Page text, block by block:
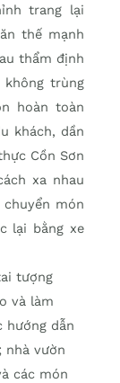
trang lại
thế mạnh
thẩm định
trùng
hoàn toàn
khách, dần
Cồn Sơn
xa nhau
món
lại bằng xe
tượng
và làm
hướng dẫn
nhà vườn
các món